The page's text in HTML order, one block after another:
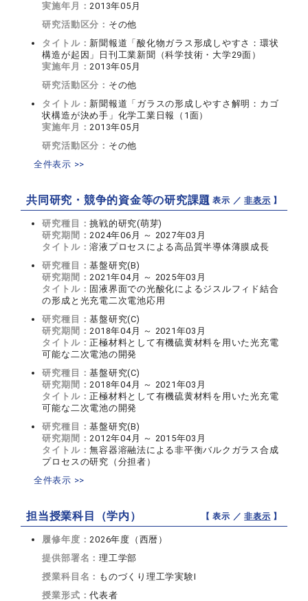
実施年月：2013年05月
研究活動区分： その他
タイトル： 新聞報道「酸化物ガラス形成しやすさ：環状
構造が起因」日刊工業新聞（科学技術・大学29面）
実施年月：2013年05月
研究活動区分： その他
タイトル： 新聞報道「ガラスの形成しやすさ解明：カゴ
状構造が決め手」化学工業日報（1面）
実施年月：2013年05月
研究活動区分： その他
全件表示 >>
共同研究・競争的資金等の研究課題【 表示 ／非表示 】
研究種目：挑戦的研究(萌芽)
研究期間：2024年06月 ～ 2027年03月
タイトル：溶液プロセスによる高品質半導体薄膜成長
研究種目：基盤研究(B)
研究期間：2021年04月 ～ 2025年03月
タイトル： 固液界面での光酸化によるジスルフィド結合
の形成と光充電二次電池応用
研究種目：基盤研究(C)
研究期間：2018年04月 ～ 2021年03月
タイトル：正極材料として有機硫黄材料を用いた光充電
可能な二次電池の開発
研究種目：基盤研究(C)
研究期間：2018年04月 ～ 2021年03月
タイトル：正極材料として有機硫黄材料を用いた光充電
可能な二次電池の開発
研究種目：基盤研究(B)
研究期間：2012年04月 ～ 2015年03月
タイトル：無容器溶融法による非平衡バルクガラス合成
プロセスの研究（分担者）
全件表示 >>
担当授業科目（学内） 【 表示 ／非表示 】
履修年度：2026年度（西暦）
提供部署名：理工学部
授業科目名： ものづくり理工学実験I
授業形式：代表者